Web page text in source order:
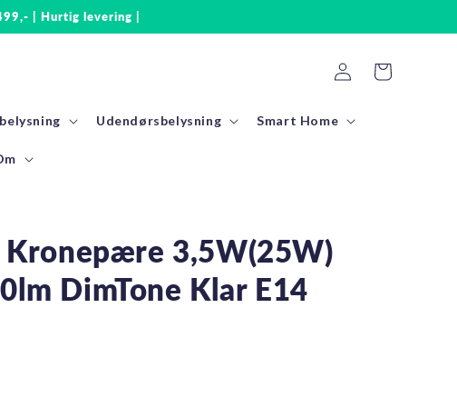
| Hurtig levering |
Udendørsbelysning Smart Home
Log
ind
Indkøbskurv
Kronepære 3,5W(25W)
DimTone Klar E14